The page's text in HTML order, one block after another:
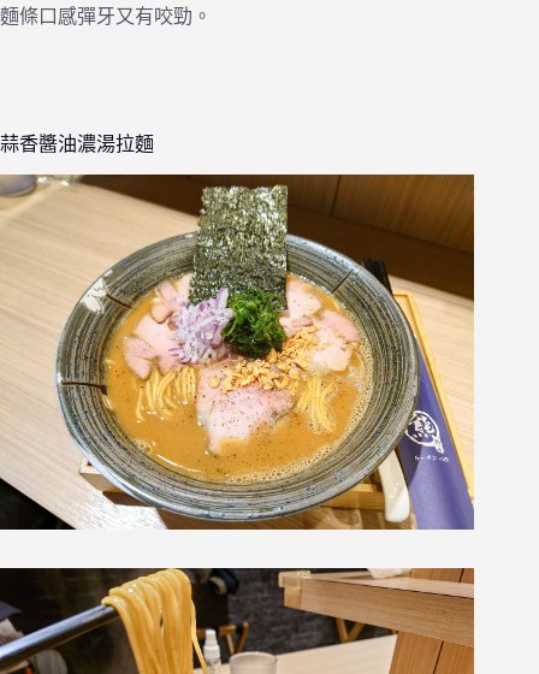
麵條口感彈牙又有咬勁。
蒜香醬油濃湯拉麵